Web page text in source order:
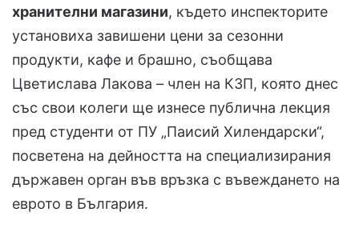
хранителни магазини, където инспекторите
установиха завишени цени за сезонни
продукти, кафе и брашно, съобщава
Цветислава Лакова – член на КЗП, която днес
със свои колеги ще изнесе публична лекция
пред студенти от ПУ „Паисий Хилендарски“,
посветена на дейността на специализирания
държавен орган във връзка с въвеждането на
еврото в България.